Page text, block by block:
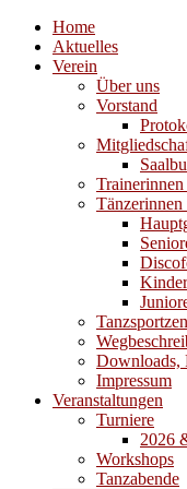
Home
Aktuelles
Verein
Über uns
Vorstand
Kinder
Downloads,
Impressum
Veranstaltungen
Turniere
2026
Workshops
Tanzabende